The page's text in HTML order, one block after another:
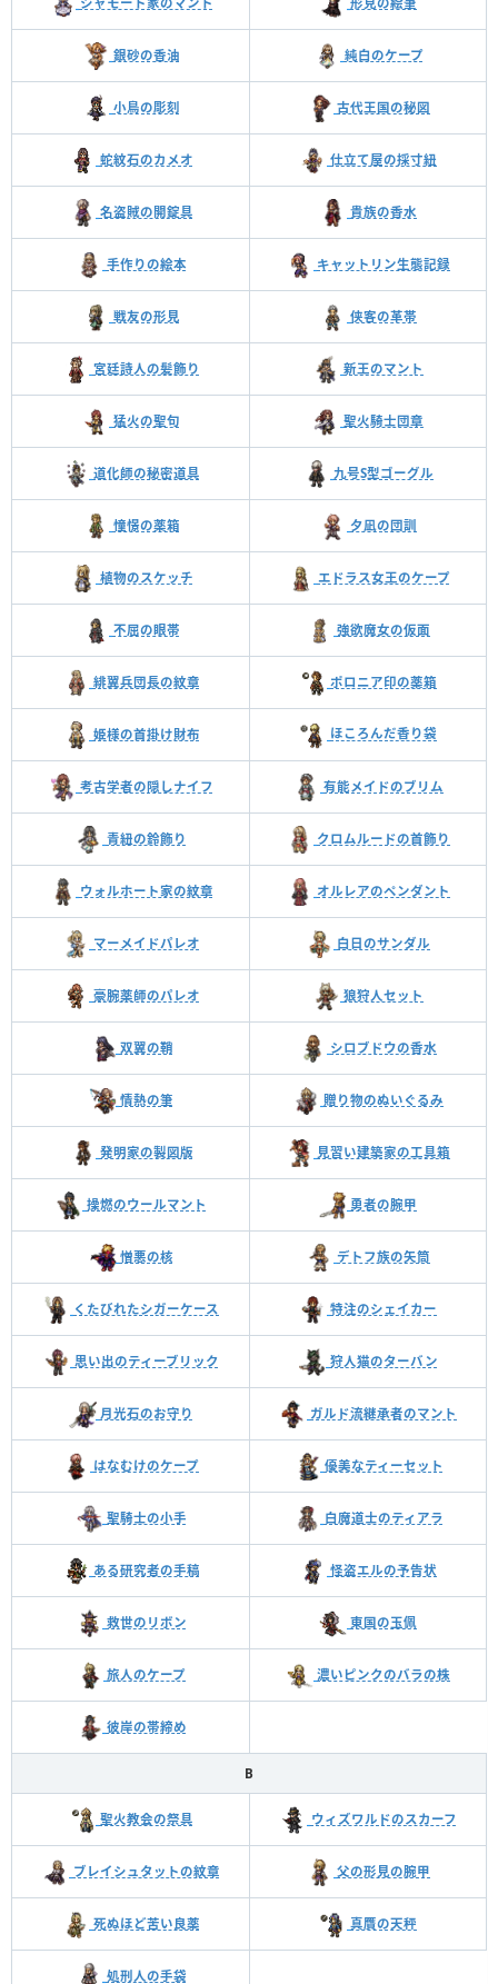
銀砂の香油 純白のケープ
小鳥の彫刻 古代王国の秘図
蛇紋石のカメオ 仕立て屋の採寸紐
名盗賊の開錠具 貴族の香水
手作りの絵本 キャットリン生態記録
戦友の形見 侠客の革帯
宮廷詩人の髪飾り 新王のマント
猛火の聖句 聖火騎士団章
道化師の秘密道具 九号S型ゴーグル
憧憬の薬箱 夕凪の団訓
植物のスケッチ エドラス女王のケープ
不屈の眼帯 強欲魔女の仮面
緋翼兵団長の紋章 ポロニア印の薬箱
姫様の首掛け財布 ほころんだ香り袋
考古学者の隠しナイフ 有能メイドのブリム
青紐の鈴飾り クロムルードの首飾り
ウォルホート家の紋章 オルレアのペンダント
マーメイドパレオ 白日のサンダル
豪腕薬師のパレオ 狼狩人セット
双翼の鞘 シロブドウの香水
情熱の筆 贈り物のぬいぐるみ
発明家の製図版 見習い建築家の工具箱
操燃のウールマント 勇者の腕甲
憎悪の核 デトフ族の矢筒
くたびれたシガーケース 特注のシェイカー
思い出のティーブリック 狩人猫のターバン
月光石のお守り ガルド流継承者のマント
はなむけのケープ 優美なティーセット
聖騎士の小手 白魔道士のティアラ
ある研究者の手稿 怪盗エルの予告状
救世のリボン 東国の玉佩
旅人のケープ 濃いピンクのバラの株
彼岸の帯締め
B
聖火教会の祭具 ウィズワルドのスカーフ
ブレイシュタットの紋章 父の形見の腕甲
死ぬほど苦い良薬 真贋の天秤
処刑人の手袋